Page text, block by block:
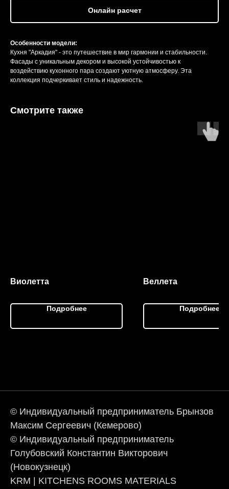
Онлайн расчет
Особенности модели:
Кухня "Аркадия" - это путешествие в мир гармонии и стабильности.
Фасады с уникальным декором и высокой устойчивостью к
воздействию кухонного пара создают уютную атмосферу. Эта
коллекция подчеркивает стиль и надежность.
Смотрите также
Виолетта
Подробнее
Веллета
Подробнее
© Индивидуальный предприниматель Брынзов
Максим Сергеевич (Кемерово)
© Индивидуальный предприниматель
Голубовский Константин Викторович
(Новокузнецк)
KRM | KITCHENS ROOMS MATERIALS